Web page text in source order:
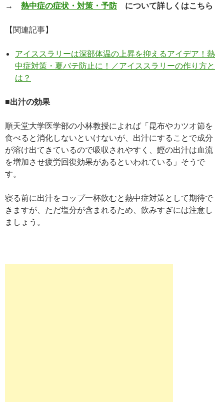
→ 熱中症の症状・対策・予防について詳しくはこちら
【関連記事】
アイススラリーは深部体温の上昇を抑えるアイデア！熱
中症対策・夏バテ防止に！／アイススラリーの作り方と
は？
■出汁の効果
順天堂大学医学部の小林教授によれば「昆布やカツオ節を
食べると消化しないといけないが、出汁にすることで成分
が溶け出てきているので吸収されやすく、鰹の出汁は血流
を増加させ疲労回復効果があるといわれている」そうで
す。
寝る前に出汁をコップ一杯飲むと熱中症対策として期待で
きますが、ただ塩分が含まれるため、飲みすぎには注意し
ましょう。